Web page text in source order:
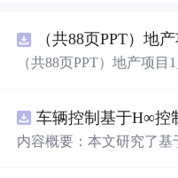
（共88页PPT）地产项
内容概要：本文研究了